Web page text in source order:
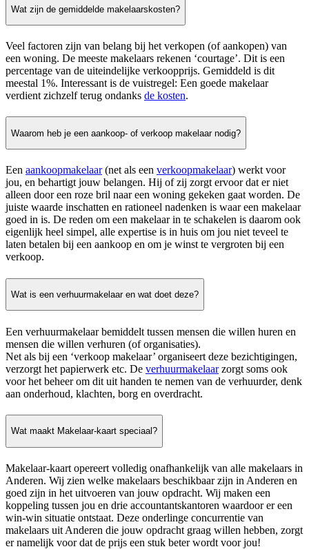
Wat zijn de gemiddelde makelaarskosten?
Veel factoren zijn van belang bij het verkopen (of aankopen) van
een woning. De meeste makelaars rekenen ‘courtage’. Dit is een
percentage van de uiteindelijke verkoopprijs. Gemiddeld is dit
meestal 1%. Interessant is de vuistregel: Een goede makelaar
verdient zichzelf terug ondanks de kosten.
Waarom heb je een aankoop- of verkoop makelaar nodig?
Een aankoopmakelaar(net als een verkoopmakelaar) werkt voor
jou, en behartigt jouw belangen. Hij of zij zorgt ervoor dat er niet
alleen door een roze bril naar een woning gekeken gaat worden. De
juiste waarde inschatten en rationeel nadenken is waar een makelaar
goed in is. De reden om een makelaar in te schakelen is daarom ook
eigenlijk heel simpel, alle expertise is in huis om jou niet teveel te
laten betalen bij een aankoop en om je winst te vergroten bij een
verkoop.
Wat is een verhuurmakelaar en wat doet deze?
Een verhuurmakelaar bemiddelt tussen mensen die willen huren en
mensen die willen verhuren (of organisaties).
Net als bij een ‘verkoop makelaar’ organiseert deze bezichtigingen,
verzorgt het papierwerk etc. De verhuurmakelaarzorgt soms ook
voor het beheer om dit uit handen te nemen van de verhuurder, denk
aan onderhoud, klachten, borg en overdracht.
Wat maakt Makelaar-kaart speciaal?
Makelaar-kaart opereert volledig onafhankelijk van alle makelaars in
Anderen. Wij zien welke makelaars beschikbaar zijn in Anderen en
goed zijn in het uitvoeren van jouw opdracht. Wij maken een
koppeling tussen jou en drie accountantskantoren waardoor er een
win-win situatie ontstaat. Deze onderlinge concurrentie van
makelaars uit Anderen die jouw opdracht graag willen hebben, zorgt
er namelijk voor dat de prijs een stuk beter wordt voor jou!